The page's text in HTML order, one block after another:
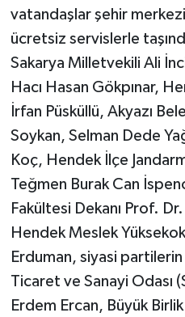
vatandaşlar şehir
ücretsiz servislerle
Sakarya Milletvekili Ali
Hacı Hasan Gökpınar,
İrfan Püsküllü, Akyazı
Soykan, Selman Dede
Koç, Hendek İlçe
Teğmen Burak Can
Fakültesi Dekanı Prof.
Hendek Meslek
Erduman, siyasi
Ticaret ve Sanayi Odası
Erdem Ercan, Büyük Birlik